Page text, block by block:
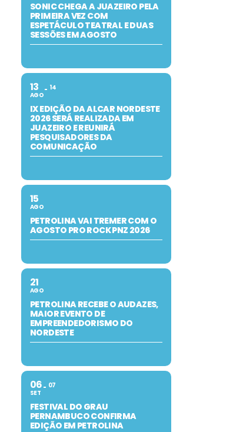
SONIC CHEGA A JUAZEIRO PELA
PRIMEIRA VEZ COM
ESPETÁCULO TEATRAL E DUAS
SESSÕES EM AGOSTO
13
AGO
14
IX EDIÇÃO DA ALCAR NORDESTE
2026 SERÁ REALIZADA EM
JUAZEIRO E REUNIRÁ
PESQUISADORES DA
COMUNICAÇÃO
15
AGO
PETROLINA VAI TREMER COM O
AGOSTO PRO ROCK PNZ 2026
21
AGO
PETROLINA RECEBE O AUDAZES,
MAIOR EVENTO DE
EMPREENDEDORISMO DO
NORDESTE
06
SET
07
FESTIVAL DO GRAU
PERNAMBUCO CONFIRMA
EDIÇÃO EM PETROLINA